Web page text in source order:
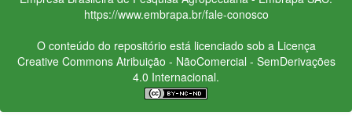
https://www.embrapa.br/fale-conosco
O conteúdo do repositório está licenciado sob a Licença
Creative CommonsAtribuição - NãoComercial - SemDerivações
4.0 Internacional.